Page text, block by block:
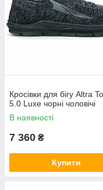
Кросівки для бігу Altra
5.0 Luxe чорні чоловічі
В наявності
7 360 ₴
Купити